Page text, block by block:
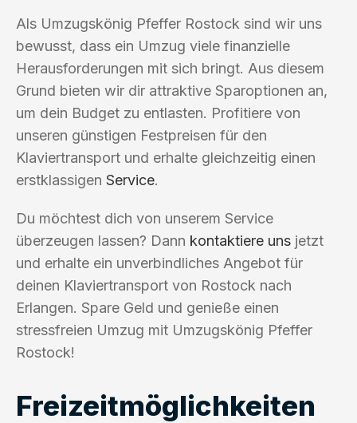
Als Umzugskönig Pfeffer Rostock sind wir uns
bewusst, dass ein Umzug viele finanzielle
Herausforderungen mit sich bringt. Aus diesem
Grund bieten wir dir attraktive Sparoptionen an,
um dein Budget zu entlasten. Profitiere von
unseren günstigen Festpreisen für den
Klaviertransport und erhalte gleichzeitig einen
erstklassigen Service.
Du möchtest dich von unserem Service
überzeugen lassen? Dann kontaktiere uns jetzt
und erhalte ein unverbindliches Angebot für
deinen Klaviertransport von Rostock nach
Erlangen. Spare Geld und genieße einen
stressfreien Umzug mit Umzugskönig Pfeffer
Rostock!
Freizeitmöglichkeiten